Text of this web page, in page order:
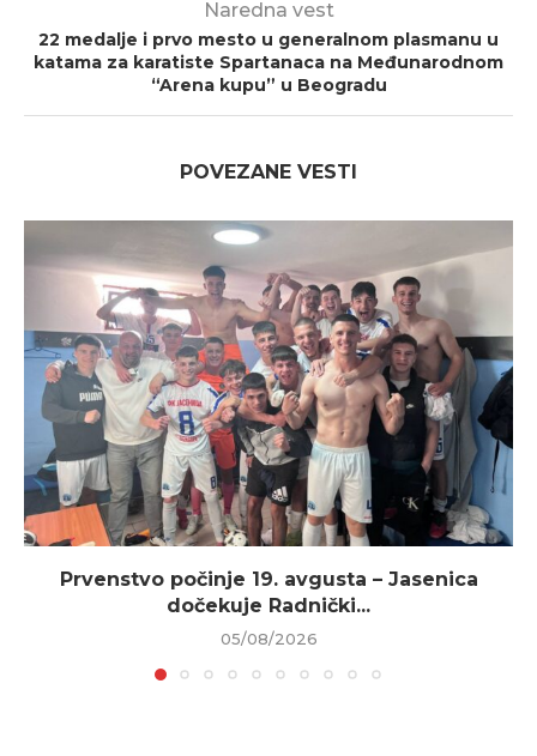
Naredna vest
22 medalje i prvo mesto u generalnom plasmanu u
katama za karatiste Spartanaca na Međunarodnom
“Arena kupu” u Beogradu
POVEZANE VESTI
Prvenstvo počinje 19. avgusta – Jasenica
dočekuje Radnički...
05/08/2026